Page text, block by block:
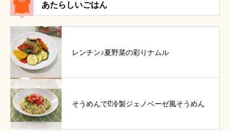
あたらしいごはん
レンチン♪夏野菜の彩りナムル
そうめんで⁉冷製ジェノベーゼ風そうめん